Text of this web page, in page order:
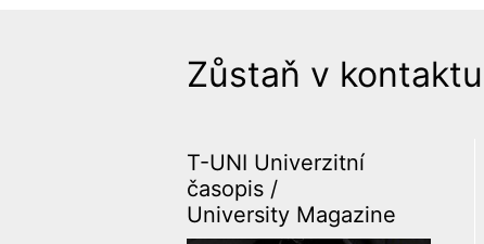
Zůstaň v
T-UNI Univerzitní
časopis /
University Magazine